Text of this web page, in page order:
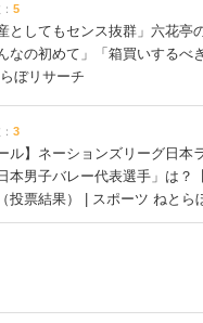
5
としてもセンス抜群」六花亭
の初めて」「箱買いするべ
ぼリサーチ
3
ル】ネーションズリーグ日本
本男子バレー代表選手」は？
投票結果） | スポーツ ねとら